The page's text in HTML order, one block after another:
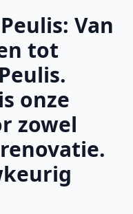
Van
tot
onze
zowel